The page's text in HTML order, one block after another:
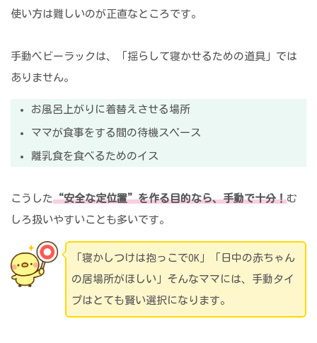
使い方は難しいのが正直なところです。
手動ベビーラックは、「揺らして寝かせるための道具」では
ありません。
お風呂上がりに着替えさせる場所
ママが食事をする間の待機スペース
離乳食を食べるためのイス
こうした“安全な定位置”を作る目的なら、手動で十分！む
しろ扱いやすいことも多いです。
「寝かしつけは抱っこでOK」「日中の赤ちゃん
の居場所がほしい」そんなママには、手動タイ
プはとても賢い選択になります。